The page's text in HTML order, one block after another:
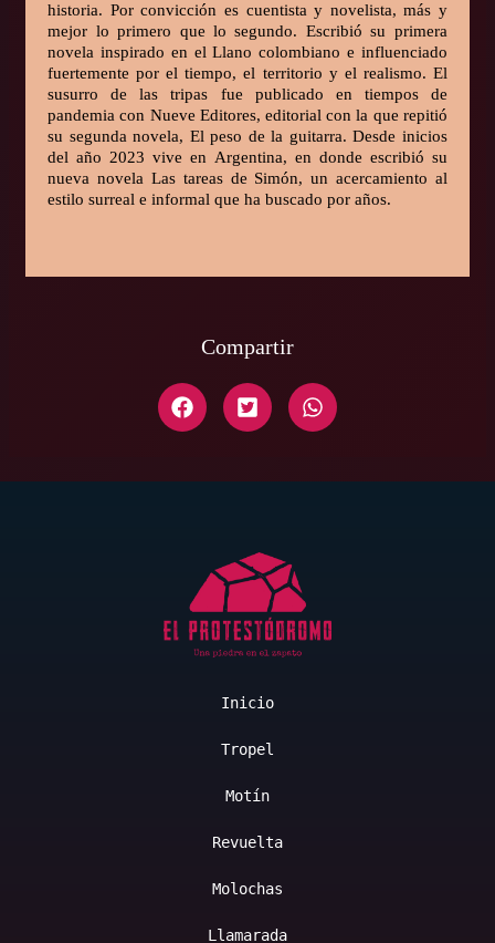
historia. Por convicción es cuentista y novelista, más y
mejor lo primero que lo segundo. Escribió su primera
novela inspirado en el Llano colombiano e influenciado
fuertemente por el tiempo, el territorio y el realismo. El
susurro de las tripas fue publicado en tiempos de
pandemia con Nueve Editores, editorial con la que repitió
su segunda novela, El peso de la guitarra. Desde inicios
del año 2023 vive en Argentina, en donde escribió su
nueva novela Las tareas de Simón, un acercamiento al
estilo surreal e informal que ha buscado por años.
Compartir
Inicio
Tropel
Motín
Revuelta
Molochas
Llamarada